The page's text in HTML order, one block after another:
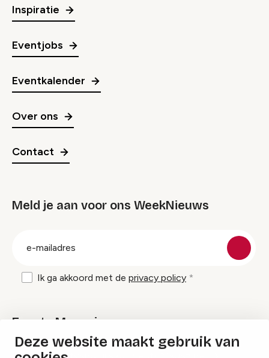
Deze website maakt gebruik van
Inspiratie
Eventjobs
Eventkalender
Over ons
Contact
Meld je aan voor ons WeekNieuws
Ik ga akkoord met de privacy policy
Events Magazine